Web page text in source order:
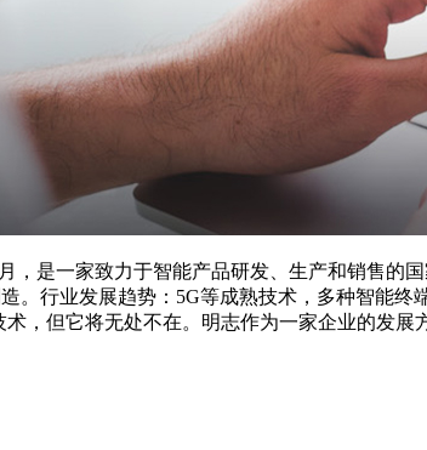
，是一家致力于智能产品研发、生产和销售
。行业发展趋势：5G等成熟技术，多种智能
，但它将无处不在。明志作为一家企业的发展